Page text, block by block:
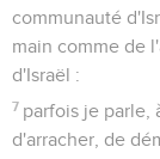
communauté
main comme de
d'Israël :
7 parfois je parle,
d'arracher, de